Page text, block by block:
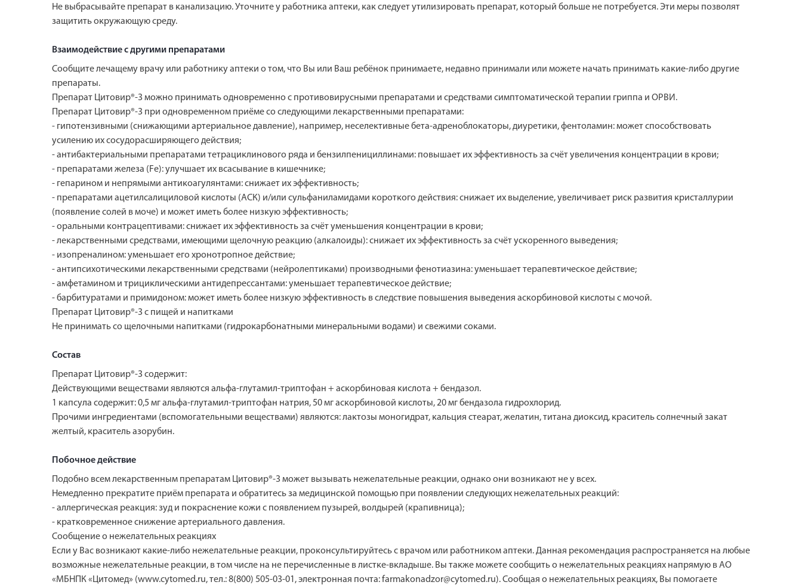
Не выбрасывайте препарат в канализацию. Уточните у работника аптеки, как следует утилизировать препарат, который больше не потребуется. Эти меры позволят
защитить окружающую среду.
Взаимодействие с другими препаратами
Сообщите лечащему врачу или работнику аптеки о том, что Вы или Ваш ребёнок принимаете, недавно принимали или можете начать принимать какие-либо другие
препараты.
Препарат Цитовир®-3 можно принимать одновременно с противовирусными препаратами и средствами симптоматической терапии гриппа и ОРВИ.
Препарат Цитовир®-3 при одновременном приёме со следующими лекарственными препаратами:
- гипотензивными (снижающими артериальное давление), например, неселективные бета-адреноблокаторы, диуретики, фентоламин: может способствовать
усилению их сосудорасширяющего действия;
- антибактериальными препаратами тетрациклинового ряда и бензилпенициллинами: повышает их эффективность за счёт увеличения концентрации в крови;
- препаратами железа (Fe): улучшает их всасывание в кишечнике;
- гепарином и непрямыми антикоагулянтами: снижает их эффективность;
- препаратами ацетилсалициловой кислоты (АСК) и/или сульфаниламидами короткого действия: снижает их выделение, увеличивает риск развития кристаллурии
(появление солей в моче) и может иметь более низкую эффективность;
- оральными контрацептивами: снижает их эффективность за счёт уменьшения концентрации в крови;
- лекарственными средствами, имеющими щелочную реакцию (алкалоиды): снижает их эффективность за счёт ускоренного выведения;
- изопреналином: уменьшает его хронотропное действие;
- антипсихотическими лекарственными средствами (нейролептиками) производными фенотиазина: уменьшает терапевтическое действие;
- амфетамином и трициклическими антидепрессантами: уменьшает терапевтическое действие;
- барбитуратами и примидоном: может иметь более низкую эффективность в следствие повышения выведения аскорбиновой кислоты с мочой.
Препарат Цитовир®-3 с пищей и напитками
Не принимать со щелочными напитками (гидрокарбонатными минеральными водами) и свежими соками.
Состав
Препарат Цитовир®-3 содержит:
Действующими веществами являются альфа-глутамил-триптофан + аскорбиновая кислота + бендазол.
1 капсула содержит: 0,5 мг альфа-глутамил-триптофан натрия, 50 мг аскорбиновой кислоты, 20 мг бендазола гидрохлорид.
Прочими ингредиентами (вспомогательными веществами) являются: лактозы моногидрат, кальция стеарат, желатин, титана диоксид, краситель солнечный закат
желтый, краситель азорубин.
Побочное действие
Подобно всем лекарственным препаратам Цитовир®-3 может вызывать нежелательные реакции, однако они возникают не у всех.
Немедленно прекратите приём препарата и обратитесь за медицинской помощью при появлении следующих нежелательных реакций:
- аллергическая реакция: зуд и покраснение кожи с появлением пузырей, волдырей (крапивница);
- кратковременное снижение артериального давления.
Сообщение о нежелательных реакциях
Если у Вас возникают какие-либо нежелательные реакции, проконсультируйтесь с врачом или работником аптеки. Данная рекомендация распространяется на любые
возможные нежелательные реакции, в том числе на не перечисленные в листке-вкладыше. Вы также можете сообщить о нежелательных реакциях напрямую в АО
«МБНПК «Цитомед» (www.cytomed.ru, тел.: 8(800) 505-03-01, электронная почта: farmakonadzor@cytomed.ru). Сообщая о нежелательных реакциях, Вы помогаете